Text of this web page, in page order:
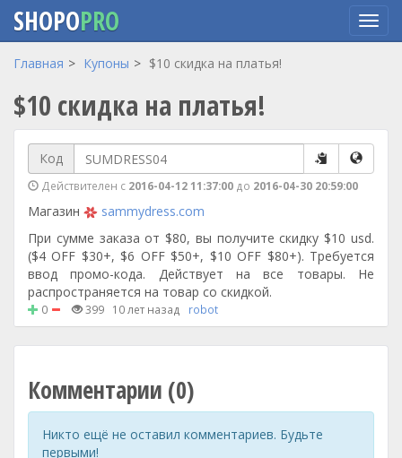
Перейти
основному
содержанию
SHOPOPRO
Главная Купоны $10 скидка на платья!
$10 скидка на платья!
Код
Действителен с 2016-04-12 11:37:00 до 2016-04-30 20:59:00
Магазин
sammydress.com
При сумме заказа от $80, вы получите скидку $10 usd.
($4 OFF $30+, $6 OFF $50+, $10 OFF $80+). Требуется
ввод промо-кода. Действует на все товары. Не
распространяется на товар со скидкой.
0 399 10 лет назад robot
Комментарии (0)
Никто ещё не оставил комментариев. Будьте
первыми!